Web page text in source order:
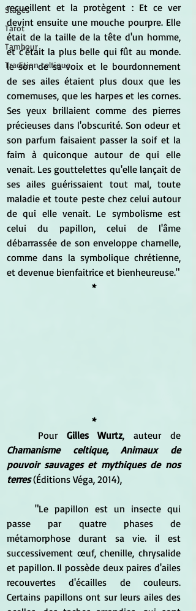
Stages
Tarot
Tambour
Tradition celtique
recueillent et la protègent : Et ce ver
devint ensuite une mouche pourpre. Elle
était de la taille de la tête d'un homme,
et c'était la plus belle qui fût au monde.
le son de sa voix et le bourdonnement
de ses ailes étaient plus doux que les
cornemuses, que les harpes et les cornes.
Ses yeux brillaient comme des pierres
précieuses dans l'obscurité. Son odeur et
son parfum faisaient passer la soif et la
faim à quiconque autour de qui elle
venait. Les gouttelettes qu'elle lançait de
ses ailes guérissaient tout mal, toute
maladie et toute peste chez celui autour
de qui elle venait. Le symbolisme est
celui du papillon, celui de l'âme
débarrassée de son enveloppe charnelle,
comme dans la symbolique chrétienne,
et devenue bienfaitrice et bienheureuse."
*
*
	Pour
Gilles Wurtz
Chamanisme celtique, Animaux de
pouvoir sauvages et mythiques de nos
terres (Éditions Véga, 2014),
passe par quatre phases de
métamorphose durant sa vie. il est
successivement œuf, chenille, chrysalide
et papillon. Il possède deux paires d'ailes
recouvertes d'écailles de couleurs.
Certains papillons ont sur leurs ailes des